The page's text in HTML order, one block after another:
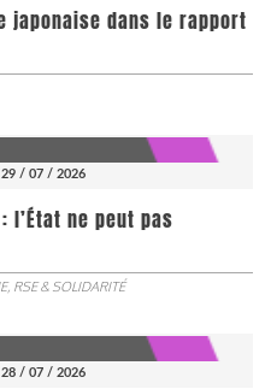
japonaise dans le rapport
29 / 07 / 2026
l’État ne peut pas
RSE & SOLIDARITÉ
28 / 07 / 2026